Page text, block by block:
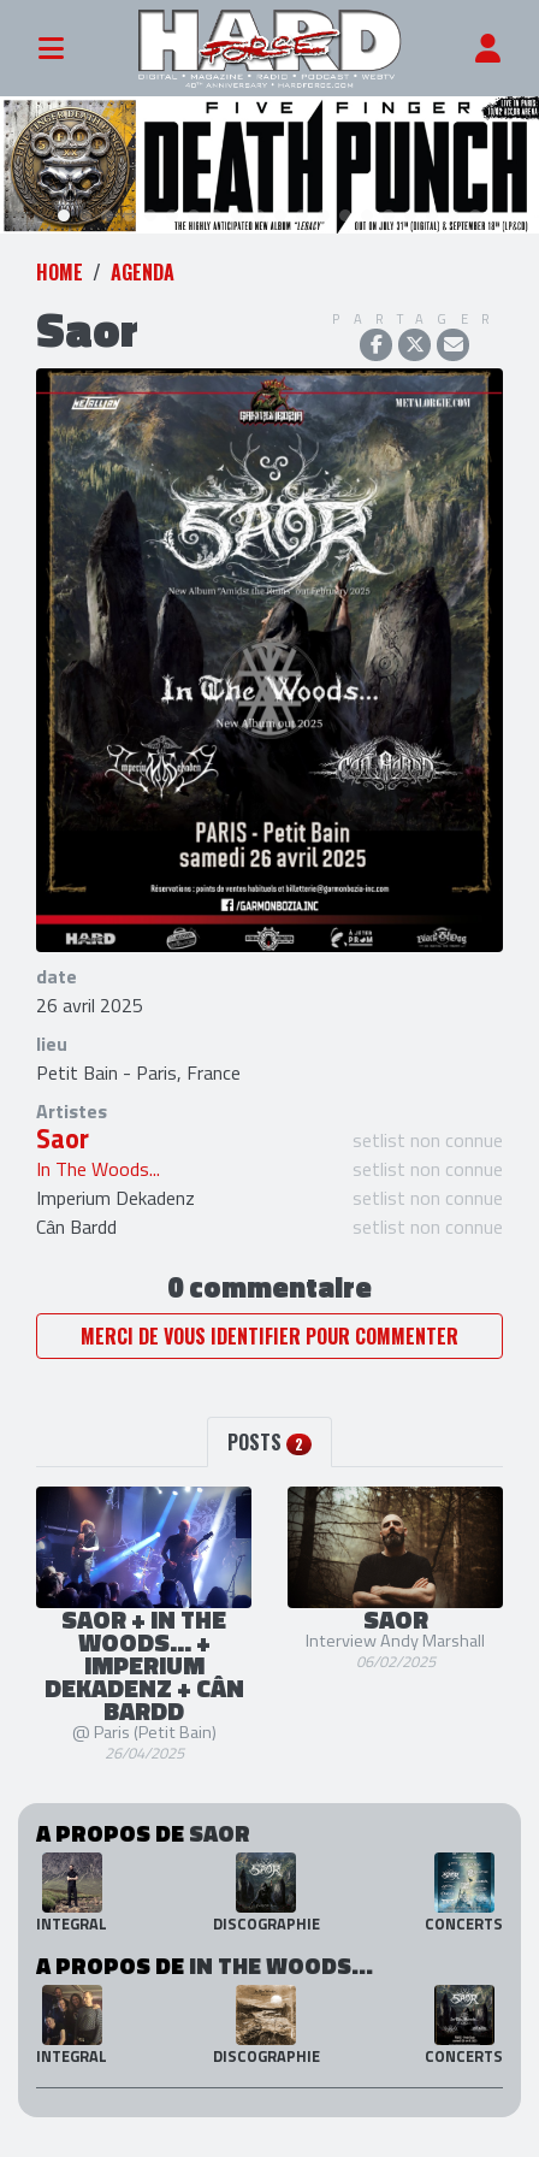
HOME AGENDA
Saor PARTAGER
date
26 avril 2025
lieu
Petit Bain - Paris, France
Artistes
Saor
setlist non connue
In The Woods...
setlist non connue
Imperium Dekadenz
setlist non connue
Cân Bardd
setlist non connue
0 commentaire
MERCI DE VOUS IDENTIFIER POUR COMMENTER
POSTS 2
SAOR + IN THE
WOODS... +
IMPERIUM
DEKADENZ + CÂN
BARDD
@ Paris (Petit Bain)
26/04/2025
SAOR
Interview Andy Marshall
06/02/2025
A PROPOS DESAOR
INTEGRAL DISCOGRAPHIE CONCERTS
A PROPOS DEIN THE WOODS...
INTEGRAL DISCOGRAPHIE CONCERTS